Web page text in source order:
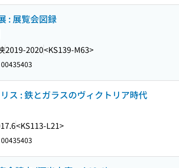
: 展覧会図録
2019-2020<KS139-M63>
00435403
ス : 鉄とガラスのヴィクトリア時代
<KS113-L21>
00435403